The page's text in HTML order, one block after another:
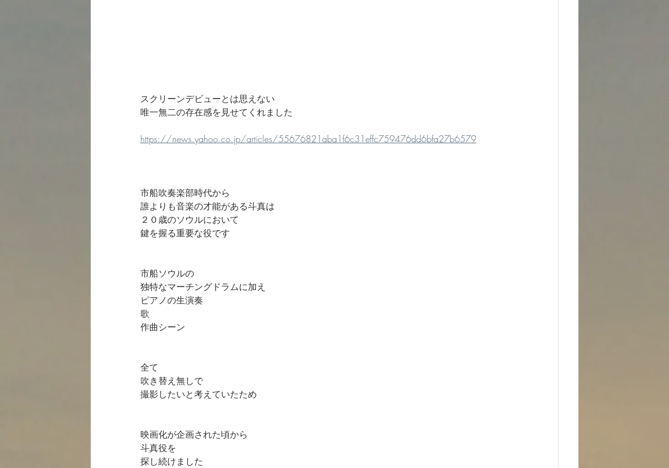
スクリーンデビューとは思えない
唯一無二の存在感を見せてくれました
https://news.yahoo.co.jp/articles/55676821aba1f6c31effc759476dd6bfa27b6579
市船吹奏楽部時代から
誰よりも音楽の才能がある斗真は
２０歳のソウルにおいて
鍵を握る重要な役です
市船ソウルの
独特なマーチングドラムに加え
ピアノの生演奏
歌
作曲シーン
全て
吹き替え無しで
撮影したいと考えていたため
映画化が企画された頃から
斗真役を
探し続けました